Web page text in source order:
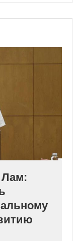
Лам: